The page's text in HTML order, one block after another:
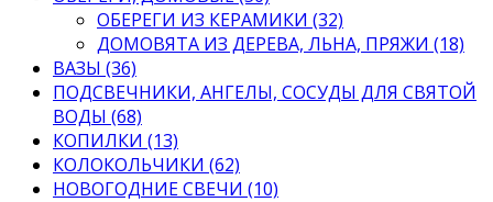
ОБЕРЕГИ ИЗ КЕРАМИКИ (32)
ДОМОВЯТА ИЗ ДЕРЕВА, ЛЬНА, ПРЯЖИ (18)
ВАЗЫ (36)
ПОДСВЕЧНИКИ, АНГЕЛЫ, СОСУДЫ ДЛЯ СВЯТОЙ
ВОДЫ (68)
КОПИЛКИ (13)
КОЛОКОЛЬЧИКИ (62)
НОВОГОДНИЕ СВЕЧИ (10)